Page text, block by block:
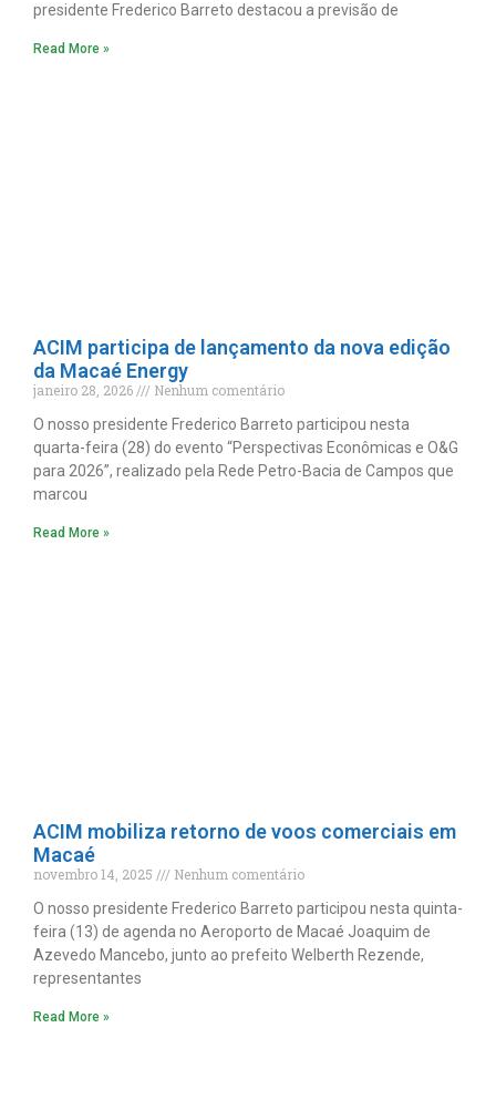
presidente Frederico Barreto destacou a previsão de
Read More »
ACIM participa de lançamento da nova edição
da Macaé Energy
janeiro 28, 2026
Nenhum comentário
O nosso presidente Frederico Barreto participou nesta
quarta-feira (28) do evento “Perspectivas Econômicas e O&G
para 2026”, realizado pela Rede Petro-Bacia de Campos que
marcou
Read More »
ACIM mobiliza retorno de voos comerciais em
Macaé
novembro 14, 2025
Nenhum comentário
O nosso presidente Frederico Barreto participou nesta quinta-
feira (13) de agenda no Aeroporto de Macaé Joaquim de
Azevedo Mancebo, junto ao prefeito Welberth Rezende,
representantes
Read More »